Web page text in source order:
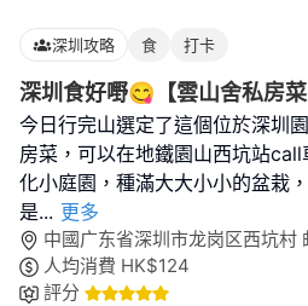
深圳攻略 食 打卡
深圳食好嘢😋【雲山舍私房
今日行完山選定了這個位於深圳
房菜，可以在地鐵園山西坑站
化小庭園，種滿大大小小的盆栽
是... 更多
中國广东省深圳市龙岗区西坑村
人均消費 HK$124
評分